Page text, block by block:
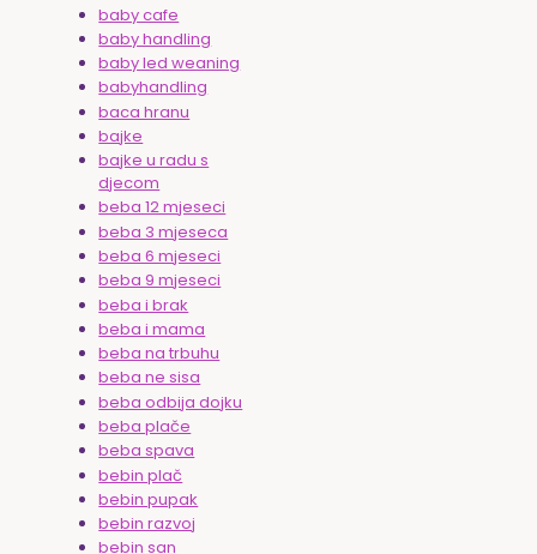
baby cafe
baby handling
baby led weaning
babyhandling
baca hranu
bajke
bajke u radu s
djecom
beba 12 mjeseci
beba 3 mjeseca
beba 6 mjeseci
beba 9 mjeseci
beba i brak
beba i mama
beba na trbuhu
beba ne sisa
beba odbija dojku
beba plače
beba spava
bebin plač
bebin pupak
bebin razvoj
bebin san